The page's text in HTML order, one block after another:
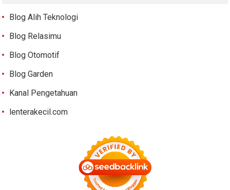
Blog Alih Teknologi
Blog Relasimu
Blog Otomotif
Blog Garden
Kanal Pengetahuan
lenterakecil.com